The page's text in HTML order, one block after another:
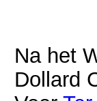
Na het
Dollard